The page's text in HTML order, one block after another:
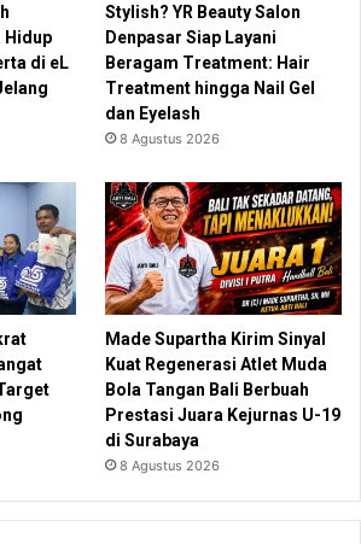
Hidup
di eL
Stylish? YR Beauty Salon
Denpasar Siap Layani
Beragam Treatment: Hair
Treatment hingga Nail Gel
dan Eyelash
8 Agustus 2026
Made Supartha Kirim Sinyal
Kuat Regenerasi Atlet Muda
Bola Tangan Bali Berbuah
Prestasi Juara Kejurnas U-19
di Surabaya
8 Agustus 2026